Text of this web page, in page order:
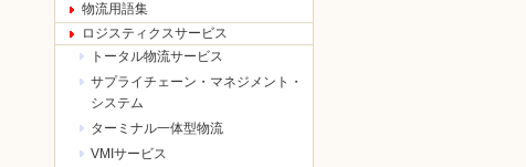
物流用語集
ロジスティクスサービス
トータル物流サービス
サプライチェーン・マネジメント・
システム
ターミナル一体型物流
VMIサービス